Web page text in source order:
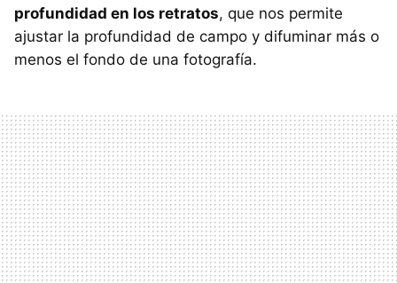
profundidad en los retratos, que nos permite
ajustar la profundidad de campo y difuminar más o
menos el fondo de una fotografía.